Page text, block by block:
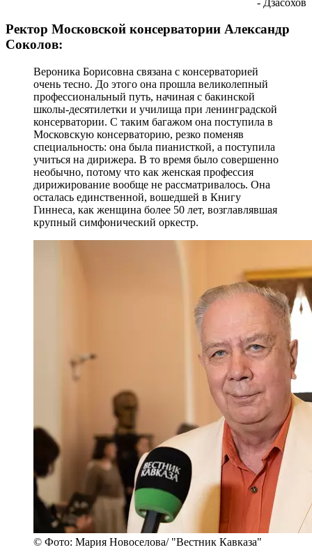
Ректор Московской консерватории Александр
Соколов:
Вероника Борисовна связана с консерваторией
очень тесно. До этого она прошла великолепный
профессиональный путь, начиная с бакинской
школы-десятилетки и училища при ленинградской
консерватории. С таким багажом она поступила в
Московскую консерваторию, резко поменяв
специальность: она была пианисткой, а поступила
учиться на дирижера. В то время было совершенно
необычно, потому что как женская профессия
дирижирование вообще не рассматривалось. Она
осталась единственной, вошедшей в Книгу
Гиннеса, как женщина более 50 лет, возглавлявшая
крупный симфонический оркестр.
© Фото: Мария Новоселова/ "Вестник Кавказа"